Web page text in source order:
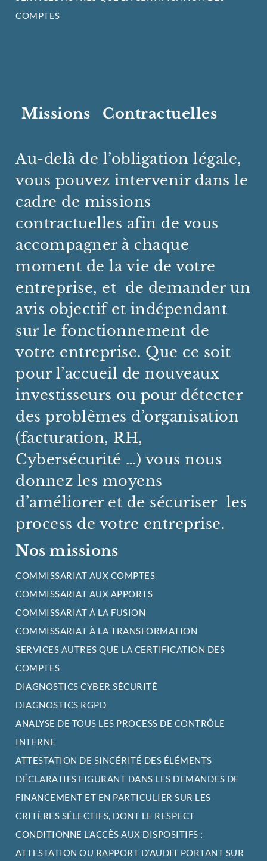
COMPTES
Missions Contractuelles
Au-delà de l’obligation légale,
vous pouvez intervenir dans le
cadre de missions
contractuelles afin de vous
accompagner à chaque
moment de la vie de votre
entreprise, et de demander un
avis objectif et indépendant
sur le fonctionnement de
votre entreprise. Que ce soit
pour l’accueil de nouveaux
investisseurs ou pour détecter
des problèmes d’organisation
(facturation, RH,
Cybersécurité …) vous nous
donnez les moyens
d’améliorer et de sécuriser les
process de votre entreprise.
Nos missions
COMMISSARIAT AUX COMPTES
COMMISSARIAT AUX APPORTS
COMMISSARIAT À LA FUSION
COMMISSARIAT À LA TRANSFORMATION
SERVICES AUTRES QUE LA CERTIFICATION DES
COMPTES
DIAGNOSTICS CYBER SÉCURITÉ
DIAGNOSTICS RGPD
ANALYSE DE TOUS LES PROCESS DE CONTRÔLE
INTERNE
ATTESTATION DE SINCÉRITÉ DES ÉLÉMENTS
DÉCLARATIFS FIGURANT DANS LES DEMANDES DE
FINANCEMENT ET EN PARTICULIER SUR LES
CRITÈRES SÉLECTIFS, DONT LE RESPECT
CONDITIONNE L’ACCÈS AUX DISPOSITIFS ;
ATTESTATION OU RAPPORT D’AUDIT PORTANT SUR